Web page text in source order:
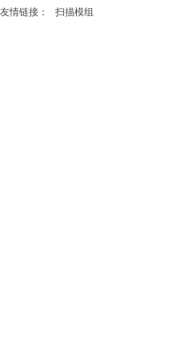
友情链接： 扫描模组